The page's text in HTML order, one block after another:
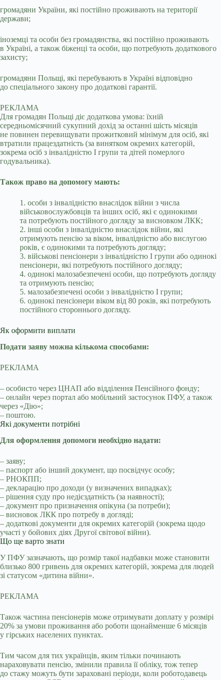
громадяни України, які постійно проживають на території
держави;
іноземці та особи без громадянства, які постійно проживають
в Україні, а також біженці та особи, що потребують додаткового
захисту;
громадяни Польщі, які перебувають в Україні відповідно
до спеціального закону про додаткові гарантії.
РЕКЛАМА
Для громадян Польщі діє додаткова умова: їхній
середньомісячний сукупний дохід за останні шість місяців
не повинен перевищувати прожитковий мінімум для осіб, які
втратили працездатність (за винятком окремих категорій,
зокрема осіб з інвалідністю I групи та дітей померлого
годувальника).
Також право на допомогу мають:
1. особи з інвалідністю внаслідок війни з числа
військовослужбовців та інших осіб, які є одинокими
та потребують постійного догляду за висновком ЛКК;
2. інші особи з інвалідністю внаслідок війни, які
отримують пенсію за віком, інвалідністю або вислугою
років, є одинокими та потребують догляду;
3. військові пенсіонери з інвалідністю I групи або одинокі
пенсіонери, які потребують постійного догляду;
4. одинокі малозабезпечені особи, що потребують догляду
та отримують пенсію;
5. малозабезпечені особи з інвалідністю I групи;
6. одинокі пенсіонери віком від 80 років, які потребують
постійного стороннього догляду.
Як оформити виплати
Подати заяву можна кількома способами:
РЕКЛАМА
– особисто через ЦНАП або відділення Пенсійного фонду;
– онлайн через портал або мобільний застосунок ПФУ, а також
через «Дію»;
– поштою.
Які документи потрібні
Для оформлення допомоги необхідно надати:
– заяву;
– паспорт або інший документ, що посвідчує особу;
– РНОКПП;
– декларацію про доходи (у визначених випадках);
– рішення суду про недієздатність (за наявності);
– документ про призначення опікуна (за потреби);
– висновок ЛКК про потребу в догляді;
– додаткові документи для окремих категорій (зокрема щодо
участі у бойових діях Другої світової війни).
Що ще варто знати
У ПФУ зазначають, що розмір такої надбавки може становити
близько 800 гривень для окремих категорій, зокрема для людей
зі статусом «дитина війни».
РЕКЛАМА
Також частина пенсіонерів може отримувати доплату у розмірі
20% за умови проживання або роботи щонайменше 6 місяців
у гірських населених пунктах.
Тим часом для тих українців, яким тільки починають
нараховувати пенсію, змінили правила її обліку, тож тепер
до стажу можуть бути зараховані періоди, коли роботодавець